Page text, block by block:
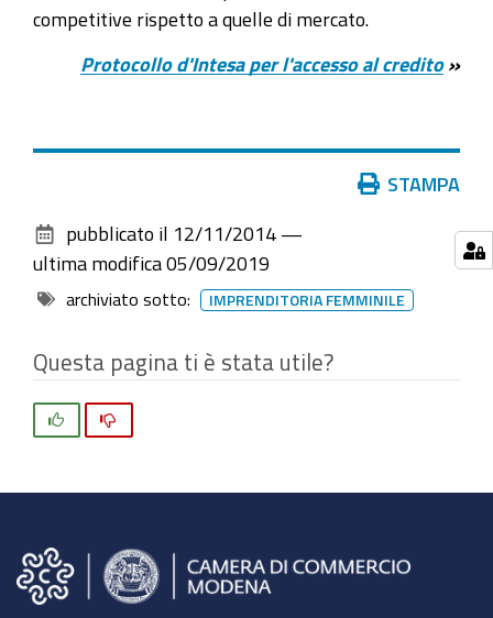
competitive rispetto a quelle di mercato.
Protocollo d'Intesa per l'accesso al credito»
documento
STAMPA
pubblicato il 12/11/2014 —
ultima modifica 05/09/2019
archiviato sotto: IMPRENDITORIA FEMMINILE
Questa pagina ti è stata utile?